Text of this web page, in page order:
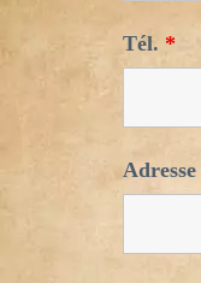
Tél. *
Adresse